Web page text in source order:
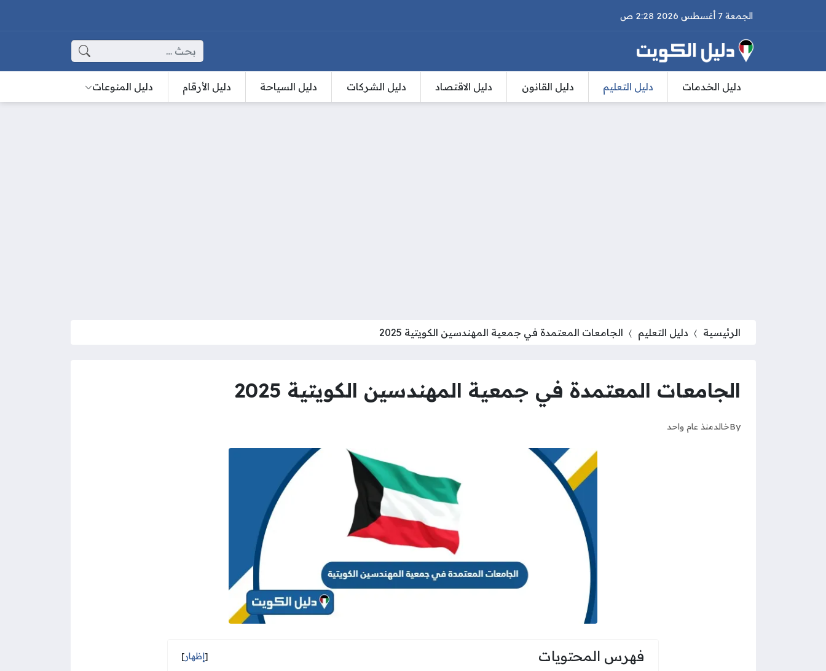
الجمعة 7 أغسطس 2026 2:28 ص
البحث عن:
دليل الخدمات دليل التعليم دليل القانون دليل الاقتصاد دليل الشركات دليل السياحة دليل الأرقام دليل المنوعات
الرئيسية دليل التعليم الجامعات المعتمدة في جمعية المهندسين الكويتية 2025
الجامعات المعتمدة في جمعية المهندسين الكويتية 2025
Byخالدمنذ عام واحد
فهرس المحتويات [إظهار]